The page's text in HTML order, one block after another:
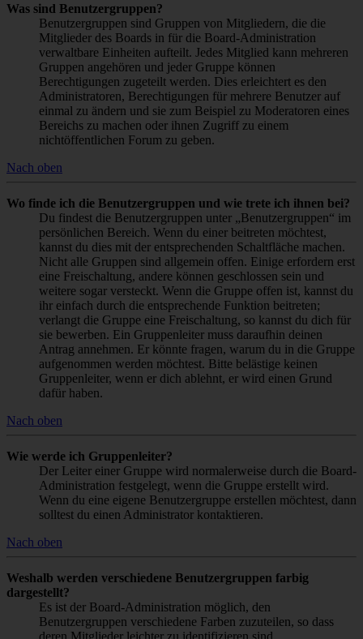
Was sind Benutzergruppen?
Benutzergruppen sind Gruppen von Mitgliedern, die die
Mitglieder des Boards in für die Board-Administration
verwaltbare Einheiten aufteilt. Jedes Mitglied kann mehreren
Gruppen angehören und jeder Gruppe können
Berechtigungen zugeteilt werden. Dies erleichtert es den
Administratoren, Berechtigungen für mehrere Benutzer auf
einmal zu ändern und sie zum Beispiel zu Moderatoren eines
Bereichs zu machen oder ihnen Zugriff zu einem
nichtöffentlichen Forum zu geben.
Nach oben
Wo finde ich die Benutzergruppen und wie trete ich ihnen bei?
Du findest die Benutzergruppen unter „Benutzergruppen“ im
persönlichen Bereich. Wenn du einer beitreten möchtest,
kannst du dies mit der entsprechenden Schaltfläche machen.
Nicht alle Gruppen sind allgemein offen. Einige erfordern erst
eine Freischaltung, andere können geschlossen sein und
weitere sogar versteckt. Wenn die Gruppe offen ist, kannst du
ihr einfach durch die entsprechende Funktion beitreten;
verlangt die Gruppe eine Freischaltung, so kannst du dich für
sie bewerben. Ein Gruppenleiter muss daraufhin deinen
Antrag annehmen. Er könnte fragen, warum du in die Gruppe
aufgenommen werden möchtest. Bitte belästige keinen
Gruppenleiter, wenn er dich ablehnt, er wird einen Grund
dafür haben.
Nach oben
Wie werde ich Gruppenleiter?
Der Leiter einer Gruppe wird normalerweise durch die Board-
Administration festgelegt, wenn die Gruppe erstellt wird.
Wenn du eine eigene Benutzergruppe erstellen möchtest, dann
solltest du einen Administrator kontaktieren.
Nach oben
Weshalb werden verschiedene Benutzergruppen farbig
dargestellt?
Es ist der Board-Administration möglich, den
Benutzergruppen verschiedene Farben zuzuteilen, so dass
deren Mitglieder leichter zu identifizieren sind.